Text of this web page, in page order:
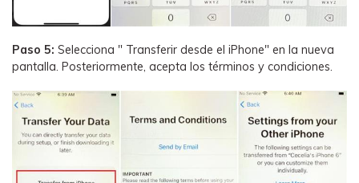
Paso 5: Selecciona " Transferir desde el iPhone" en la nueva
pantalla. Posteriormente, acepta los términos y condiciones.